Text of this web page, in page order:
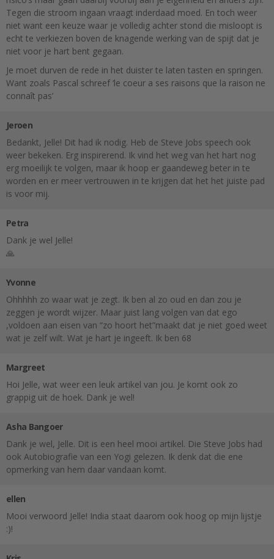
Tegen die stroom ingaan vraagt inderdaad moed. En toch weer
niet want een keuze waar je volledig achter stond die misloopt is
echt te verkiezen boven de knagende werking van de spijt dat je
niet voor je hart bent gegaan.
Je moet durven de rede in het duister te laten tasten en springen.
Want zoals Pascal schreef ‘le coeur a ses raisons que la raison ne
connaît pas’
Jeroen
Bedankt, Jelle! Dit had ik nodig. Heb de Steve Jobs speech ook
weer bekeken. Erg inspirerend. Ik vind het weg van het hart nog
erg moeilijk te volgen, maar ik hoop er gaandeweg beter in te
worden en er meer vertrouwen in te krijgen dat het het juiste pad
is voor mij.
Petra
Dank je wel Jelle!
🙏
Yvonne
Ohhhhh zo waar wat je zegt. Ik ben al zo oud en dan zou je
zeggen je wordt wijzer. Maar juist lang volgen van dat ego
,voldoen aan eisen van “zo hoort het”maakt dat je niet goed weet
wat je zelf wilt. Wat je hart je ingeeft. Ik ben 68
Margreet
Hoi Jelle, wat weer een leuk artikel van jou. Je komt ook zo
grappig uit de hoek. Dank je wel!
Asha Bangoer
Dank je wel, Jelle. Dit is een heel mooi artikel. Die Steve Jobs had
ook Autobiografie van een Yogi gelezen. Ik denk dat die ene
opmerking van hem daar vandaan komt.
ellen
Mooi verwoord Jelle! India staat daarom ook hoog op mijn lijstje
:)!